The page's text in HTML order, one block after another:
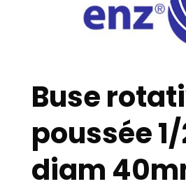
Buse
poussée 1/
diam